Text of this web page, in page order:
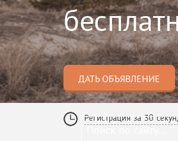
ДАТЬ ОБЪЯВЛЕНИЕ
Регистрация за 30